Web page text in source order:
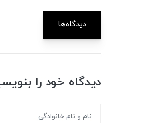
دیدگاه‌ها
دیدگاه خود را